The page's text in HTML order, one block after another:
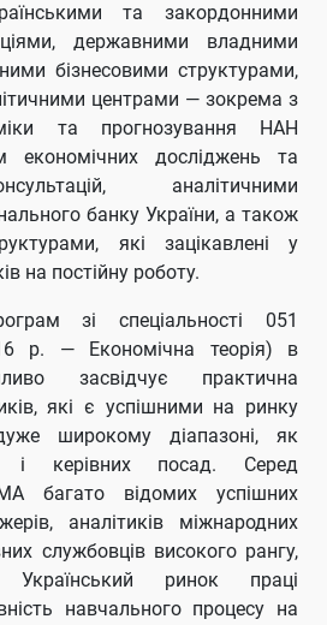
та закордонними
державними владними
бізнесовими структурами,
центрами — зокрема з
та прогнозування НАН
економічних досліджень та
аналітичними
банку України, а також
які зацікавлені у
на постійну роботу.
зі спеціальності 051
р. — Економічна теорія) в
засвідчує практична
які є успішними на ринку
широкому діапазоні, як
і керівних посад. Серед
багато відомих успішних
аналітиків міжнародних
службовців високого рангу,
Український ринок праці
навчального процесу на